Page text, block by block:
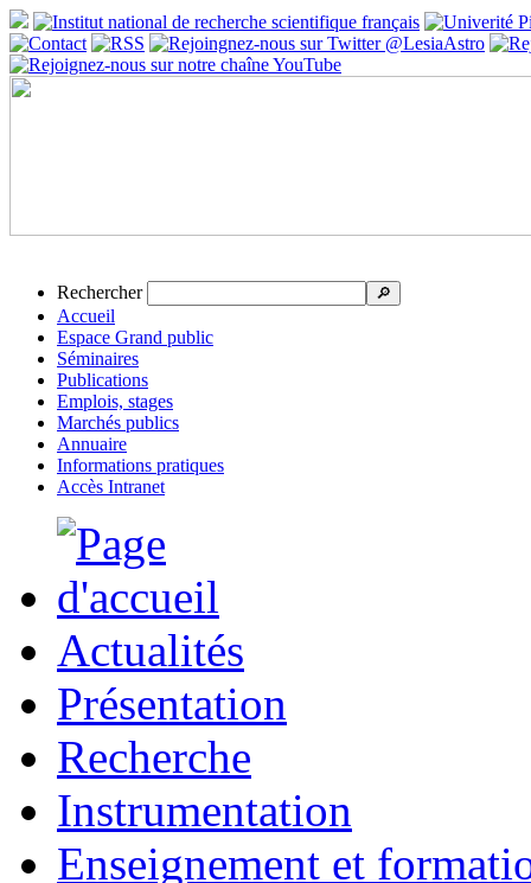
Rechercher 🔎
Accueil
Espace Grand public
Séminaires
Publications
Emplois, stages
Marchés publics
Annuaire
Informations pratiques
Accès Intranet
Actualités
Présentation
Recherche
Instrumentation
Enseignement et